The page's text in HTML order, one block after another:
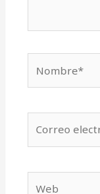
electrónico*